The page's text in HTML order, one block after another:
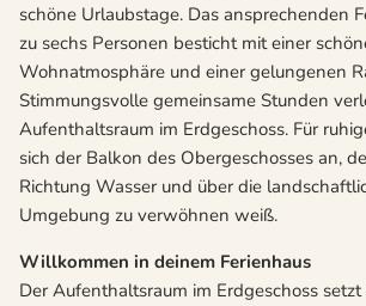
schöne Urlaubstage. Das ansprechenden
zu sechs Personen besticht mit einer
Wohnatmosphäre und einer gelungenen
Stimmungsvolle gemeinsame Stunden
Aufenthaltsraum im Erdgeschoss. Für
sich der Balkon des Obergeschosses an,
Richtung Wasser und über die
Umgebung zu verwöhnen weiß.
Willkommen in deinem Ferienhaus
Der Aufenthaltsraum im Erdgeschoss